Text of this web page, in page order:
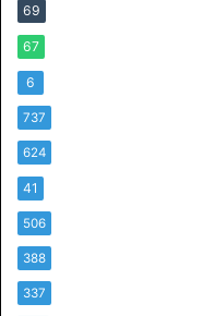
69
67
6
737
624
41
506
388
337